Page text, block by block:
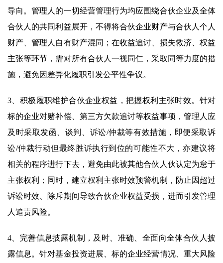
导向。管理人的一切经营管理行为均应围绕合伙企业及全体
合伙人的共同利益展开，不得将合伙企业财产与合伙人个人
财产、管理人自有财产混同；在收益追讨、损失救济、权益
主张等环节，需对所有合伙人一视同仁，采取同等力度的措
施，避免因差异化履职引发公平性争议。
3、积极履职维护合伙企业权益，把握权利主张时效。针对
标的企业对赌补偿、第三方欠款追讨等权益事项，管理人应
及时采取发函、谈判、诉讼/仲裁等有效措施，即便采取诉
讼/仲裁行动但最终胜诉执行到位的可能性不大，亦建议将
相关的程序进行下去，避免由此被其他合伙人伙认定为怠于
主张权利；同时，建立权利主张时效预警机制，防止因超过
诉讼时效、除斥期间导致合伙企业权益受损，进而引发管理
人追责风险。
4、完善信息披露机制，及时、准确、全面向全体合伙人披
露信息。针对基金投资进展、标的企业经营情况、重大风险